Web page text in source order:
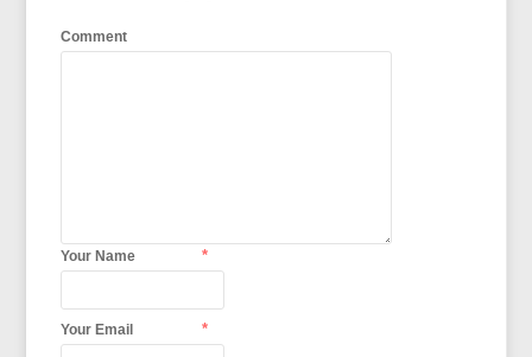
Comment
Your Name *
Your Email *